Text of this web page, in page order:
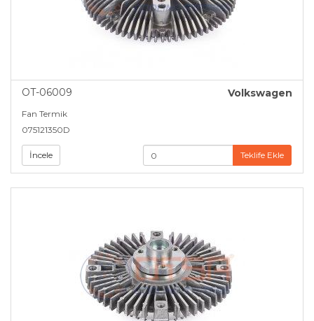
OT-06009 Volkswagen
Fan Termik
075121350D
İncele Teklife Ekle